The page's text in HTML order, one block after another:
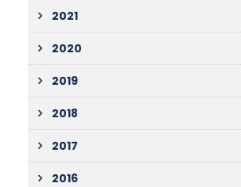
2021
2020
2019
2018
2017
2016